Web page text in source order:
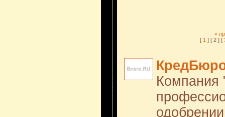
<
[1 ] [ 2 ] [
Компания